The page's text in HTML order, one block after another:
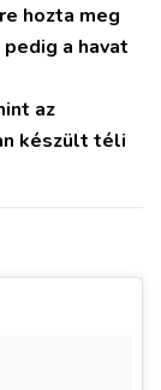
hozta meg
a havat
az
készült téli